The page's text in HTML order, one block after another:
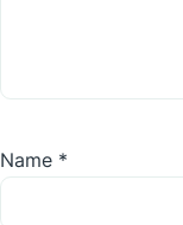
Name *